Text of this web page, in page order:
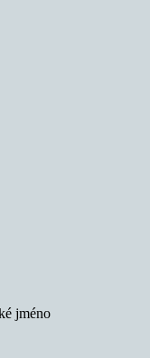
jméno